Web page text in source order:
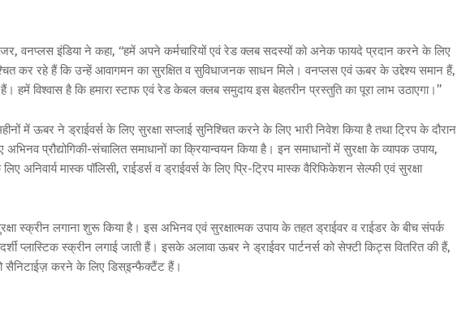
वनप्लस इंडिया ने कहा, ‘‘हमें अपने कर्मचारियों एवं रेड क्लब सदस्यों को अनेक फायदे प्रदान करने के लिए
कर रहे हैं कि उन्हें आवागमन का सुरक्षित व सुविधाजनक साधन मिले। वनप्लस एवं ऊबर के उद्देश्य समान हैं,
हमें विश्वास है कि हमारा स्टाफ एवं रेड केबल क्लब समुदाय इस बेहतरीन प्रस्तुति का पूरा लाभ उठाएगा।’’
में ऊबर ने ड्राईवर्स के लिए सुरक्षा सप्लाई सुनिश्चित करने के लिए भारी निवेश किया है तथा ट्रिप के दौरान
प्रौद्योगिकी-संचालित समाधानों का क्रियान्वयन किया है। इन समाधानों में सुरक्षा के व्यापक उपाय,
अनिवार्य मास्क पॉलिसी, राईडर्स व ड्राईवर्स के लिए प्रि-ट्रिप मास्क वैरिफिकेशन सेल्फी एवं सुरक्षा
स्क्रीन लगाना शुरू किया है। इस अभिनव एवं सुरक्षात्मक उपाय के तहत ड्राईवर व राईडर के बीच संपर्क
प्लास्टिक स्क्रीन लगाई जाती हैं। इसके अलावा ऊबर ने ड्राईवर पार्टनर्स को सेफ्टी किट्स वितरित की हैं,
सैनिटाईज़ करने के लिए डिस्इन्फैक्टैंट हैं।